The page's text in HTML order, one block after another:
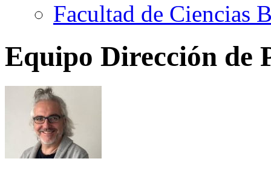
Facultad de Ciencias
Equipo Dirección de